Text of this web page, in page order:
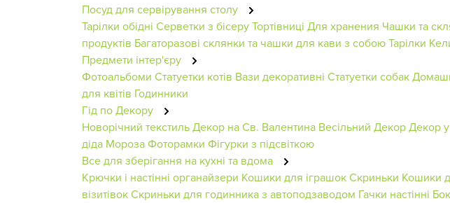
Посуд для сервірування столу
Тарілки обідні Серветки з бісеруТортівниці Для хранения Чашки та
продуктів Багаторазові склянки та чашки для кави з собоюТарілки
Предмети інтер'єру
Фотоальбоми Статуетки котів Вази декоративні Статуетки собак
для квітів Годинники
Гід по Декору
Новорічний текстильДекор на Св. Валентина Весільний ДекорДекор
діда МорозаФоторамки Фігурки з підсвіткою
Все для зберігання на кухні та вдома
Крючки і настінні органайзери Кошики для іграшокСкриньки Кошики
візитівокСкриньки для годинника з автоподзаводом Гачки настінні